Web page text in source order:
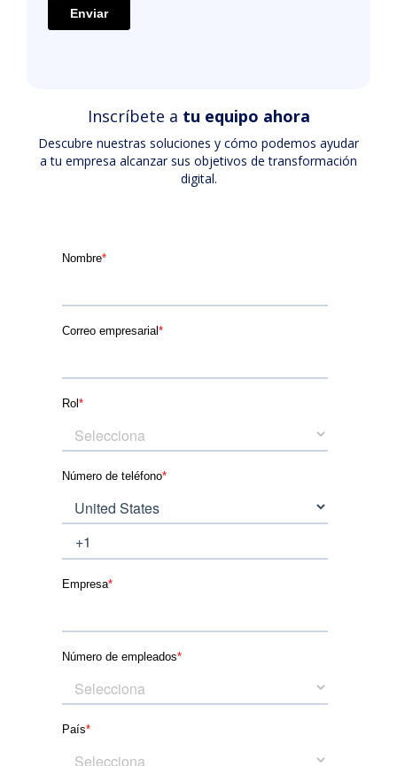
Inscríbete a tu equipo ahora
Descubre nuestras soluciones y cómo podemos ayudar
a tu empresa alcanzar sus objetivos de transformación
digital.